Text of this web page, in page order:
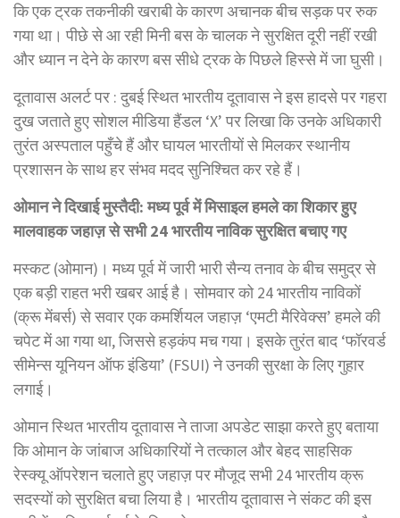
कि एक ट्रक तकनीकी खराबी के कारण अचानक बीच सड़क पर रुक
गया था। पीछे से आ रही मिनी बस के चालक ने सुरक्षित दूरी नहीं रखी
और ध्यान न देने के कारण बस सीधे ट्रक के पिछले हिस्से में जा घुसी।
दूतावास अलर्ट पर : दुबई स्थित भारतीय दूतावास ने इस हादसे पर गहरा
दुख जताते हुए सोशल मीडिया हैंडल ‘X’ पर लिखा कि उनके अधिकारी
तुरंत अस्पताल पहुँचे हैं और घायल भारतीयों से मिलकर स्थानीय
प्रशासन के साथ हर संभव मदद सुनिश्चित कर रहे हैं।
ओमान ने दिखाई मुस्तैदी: मध्य पूर्व में मिसाइल हमले का शिकार हुए
मालवाहक जहाज़ से सभी 24 भारतीय नाविक सुरक्षित बचाए गए
मस्कट (ओमान)। मध्य पूर्व में जारी भारी सैन्य तनाव के बीच समुद्र से
एक बड़ी राहत भरी खबर आई है। सोमवार को 24 भारतीय नाविकों
(क्रू मेंबर्स) से सवार एक कमर्शियल जहाज़ ‘एमटी मैरिवेक्स’ हमले की
चपेट में आ गया था, जिससे हड़कंप मच गया। इसके तुरंत बाद ‘फॉरवर्ड
सीमेन्स यूनियन ऑफ इंडिया’ (FSUI) ने उनकी सुरक्षा के लिए गुहार
लगाई।
ओमान स्थित भारतीय दूतावास ने ताजा अपडेट साझा करते हुए बताया
कि ओमान के जांबाज अधिकारियों ने तत्काल और बेहद साहसिक
रेस्क्यू ऑपरेशन चलाते हुए जहाज़ पर मौजूद सभी 24 भारतीय क्रू
सदस्यों को सुरक्षित बचा लिया है। भारतीय दूतावास ने संकट की इस